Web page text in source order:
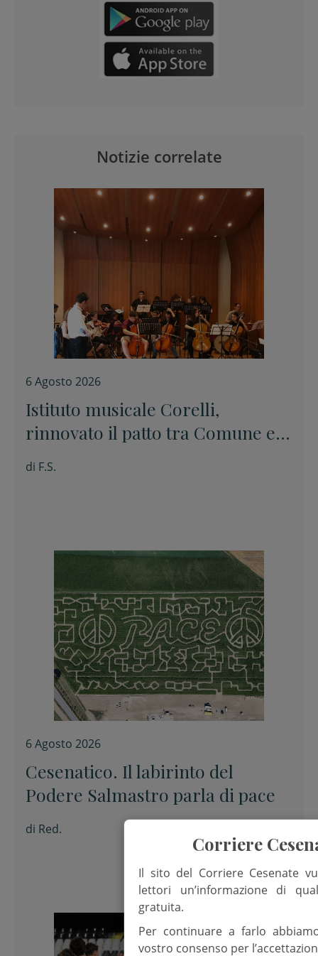
Notizie correlate
6 Agosto 2026
Istituto musicale Corelli,
rinnovato il patto tra Comune e
Conservatorio
di F.S.
6 Agosto 2026
Cesenatico. Il labirinto del
Podere Salmastro parla di pace
di Red.
Corriere
Il sito del Corriere Cesenate
lettori un’informazione di
gratuita.
Per continuare a farlo
vostro consenso per